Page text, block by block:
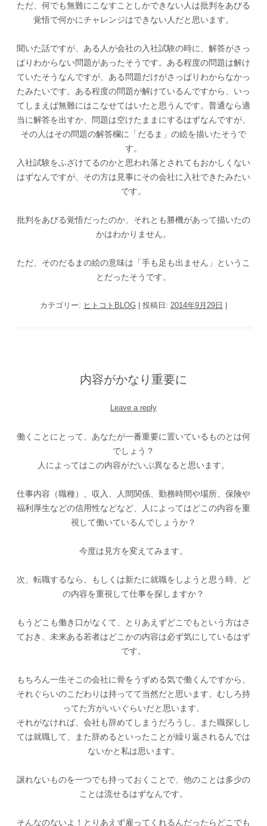
ただ、何でも無難にこなすことしかできない人は批判をあびる
覚悟で何かにチャレンジはできない人だと思います。
聞いた話ですが、ある人が会社の入社試験の時に、解答がさっ
ぱりわからない問題があったそうです。ある程度の問題は解け
ていたそうなんですが、ある問題だけがさっぱりわからなかっ
たみたいです。ある程度の問題が解けているんですから、いっ
てしまえば無難にはこなせてはいたと思うんです。普通なら適
当に解答を出すか、問題は空けたままにするはずなんですが、
その人はその問題の解答欄に「だるま」の絵を描いたそうで
す。
入社試験をふざけてるのかと思われ落とされてもおかしくない
はずなんですが、その方は見事にその会社に入社できたみたい
です。
批判をあびる覚悟だったのか、それとも勝機があって描いたの
かはわかりません。
ただ、そのだるまの絵の意味は「手も足も出ません」というこ
とだったそうです。
カテゴリー: ヒトコトBLOG | 投稿日: 2014年9月29日
内容がかなり重要に
Leave a reply
働くことにとって、あなたが一番重要に置いているものとは何
でしょう？
人によってはこの内容がだいぶ異なると思います。
仕事内容（職種）、収入、人間関係、勤務時間や場所、保険や
福利厚生などの信用性などなど、人によってはどこの内容を重
視して働いているんでしょうか？
今度は見方を変えてみます。
次、転職するなら、もしくは新たに就職をしようと思う時、ど
の内容を重視して仕事を探しますか？
もうどこも働き口がなくて、とりあえずどこでもという方はさ
ておき、未来ある若者はどこかの内容は必ず気にしているはず
です。
もちろん一生そこの会社に骨をうずめる気で働くんですから、
それぐらいのこだわりは持ってて当然だと思います。むしろ持
ってた方がいいぐらいだと思います。
それがなければ、会社も辞めてしまうだろうし、また職探しし
ては就職して、また辞めるといったことが繰り返されるんでは
ないかと私は思います。
譲れないものを一つでも持っておくことで、他のことは多少の
ことは流せるはずなんです。
そんなのないよ！とりあえず雇ってくれるんだったらどこでも